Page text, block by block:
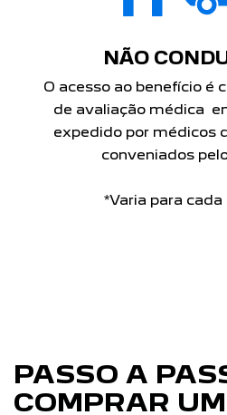
NÃO
O acesso ao benefício é
de avaliação médica
expedido por médicos
conveniados
*Varia para
PASSO A
COMPRAR